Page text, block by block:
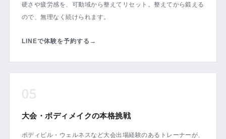
硬さや疲労感を、可動域から整えてリセット。整えてから鍛える
ので、無理なく続けられます。
LINEで体験を予約する →
05
大会・ボディメイクの本格挑戦
ボディビル・ウェルネスなど大会出場経験のあるトレーナーが、